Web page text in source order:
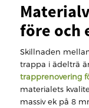
före och
Skillnaden
trappa i ädelträ
trapprenovering
materialets
massiv ek på 8